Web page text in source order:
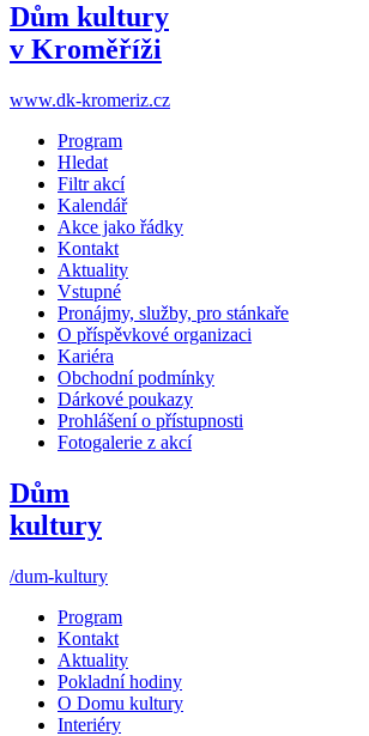
Dům kultury
v Kroměříži
www.dk-kromeriz.cz
Program
Hledat
Filtr akcí
Kalendář
Akce jako řádky
Kontakt
Aktuality
Vstupné
Pronájmy, služby, pro stánkaře
O příspěvkové organizaci
Kariéra
Obchodní podmínky
Dárkové poukazy
Prohlášení o přístupnosti
Fotogalerie z akcí
Dům
kultury
/dum-kultury
Program
Kontakt
Aktuality
Pokladní hodiny
O Domu kultury
Interiéry